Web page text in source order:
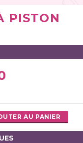
PISTON
AU PANIER